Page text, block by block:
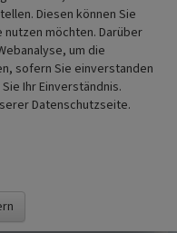
wird saniert (Text
06.04.2009,
in Hilden
1634) (abgerufen
Diesen können Sie
möchten. Darüber
um die
sofern Sie einverstanden
Ihr Einverständnis.
Datenschutzseite.